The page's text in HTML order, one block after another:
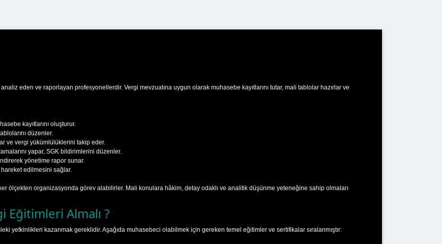
eden ve raporlayan profesyonellerdir. Vergi mevzuatına uygun olarak muhasebe kayıtlarını tutar, mali tablolar hazırlar ve
kayıtlarını oluşturur.
düzenler.
ve vergi yükümlülüklerini takip eder.
yapar, SGK bildirimlerini düzenler.
yönetime rapor sunar.
edilmesini sağlar.
ölçekten organizasyonda görev alabilirler. Mali konulara hâkim, detay odaklı ve analitik düşünme yeteneğine sahip olmaları
Eğitimleri Almalı ?
yetkinlikleri kazanmak gereklidir. Aşağıda muhasebeci olabilmek için gereken temel eğitimler ve sertifikalar sıralanmıştır: